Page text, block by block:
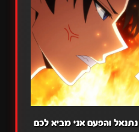
והפעם אני מביא לכם